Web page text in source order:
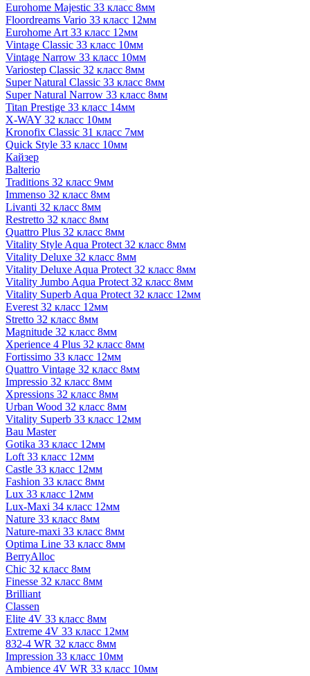
Eurohome Majestic 33 класс 8мм
Floordreams Vario 33 класс 12мм
Eurohome Art 33 класс 12мм
Vintage Classic 33 класс 10мм
Vintage Narrow 33 класс 10мм
Variostep Classic 32 класс 8мм
Super Natural Classic 33 класс 8мм
Super Natural Narrow 33 класс 8мм
Titan Prestige 33 класс 14мм
X-WAY 32 класс 10мм
Kronofix Classic 31 класс 7мм
Quick Style 33 класс 10мм
Кайзер
Balterio
Traditions 32 класс 9мм
Immenso 32 класс 8мм
Livanti 32 класс 8мм
Restretto 32 класс 8мм
Quattro Plus 32 класс 8мм
Vitality Style Aqua Protect 32 класс 8мм
Vitality Deluxe 32 класс 8мм
Vitality Deluxe Aqua Protect 32 класс 8мм
Vitality Jumbo Aqua Protect 32 класс 8мм
Vitality Superb Aqua Protect 32 класс 12мм
Everest 32 класс 12мм
Stretto 32 класс 8мм
Magnitude 32 класс 8мм
Xperience 4 Plus 32 класс 8мм
Fortissimo 33 класс 12мм
Quattro Vintage 32 класс 8мм
Impressio 32 класс 8мм
Xpressions 32 класс 8мм
Urban Wood 32 класс 8мм
Vitality Superb 33 класс 12мм
Bau Master
Gotika 33 класс 12мм
Loft 33 класс 12мм
Castle 33 класс 12мм
Fashion 33 класс 8мм
Lux 33 класс 12мм
Lux-Maxi 34 класс 12мм
Nature 33 класс 8мм
Nature-maxi 33 класс 8мм
Optima Line 33 класс 8мм
BerryAlloc
Chic 32 класс 8мм
Finesse 32 класс 8мм
Brilliant
Classen
Elite 4V 33 класс 8мм
Extreme 4V 33 класс 12мм
832-4 WR 32 класс 8мм
Impression 33 класс 10мм
Ambience 4V WR 33 класс 10мм